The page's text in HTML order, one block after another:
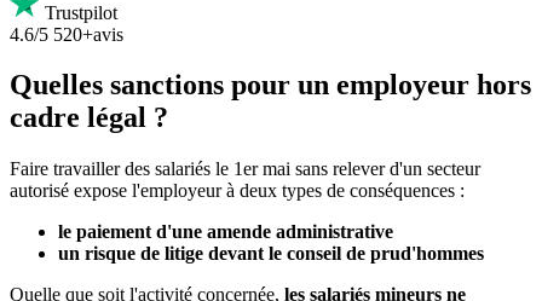
Trustpilot
4.6/5 520+avis
Quelles sanctions pour un employeur hors
cadre légal ?
Faire travailler des salariés le 1er mai sans relever d'un secteur
autorisé expose l'employeur à deux types de conséquences :
le paiement d'une amende administrative
un risque de litige devant le conseil de prud'hommes
Quelle que soit l'activité concernée, les salariés mineurs ne